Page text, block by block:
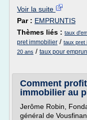
Voir la suite
Par : EMPRUNTIS
Thèmes liés : taux
pret immobilier / taux pret
20 ans / taux pour
Comment
immobilier au
Jerôme Robin,
général de